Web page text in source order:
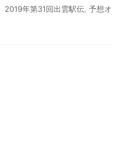
2019年第31回出雲駅伝 予想オ